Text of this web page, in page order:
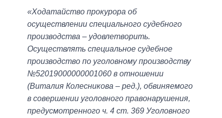
«Ходатайство прокурора об
осуществлении специального судебного
производства – удовлетворить.
Осуществлять специальное судебное
производство по уголовному производству
№52019000000001060 в отношении
(Виталия Колесникова – ред.), обвиняемого
в совершении уголовного правонарушения,
предусмотренного ч. 4 ст. 369 Уголовного